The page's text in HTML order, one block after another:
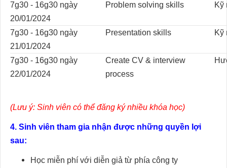
7g30 - 16g30 ngày
20/01/2024
Problem solving skills Kỹ
7g30 - 16g30 ngày
21/01/2024
Presentation skills Kỹ
7g30 - 16g30 ngày
22/01/2024
Create CV & interview
process
(Lưu ý: Sinh viên có thể đăng ký nhiều khóa học)
4. Sinh viên tham gia nhận được những quyền lợi
sau:
Học miễn phí với diễn giả từ phía công ty